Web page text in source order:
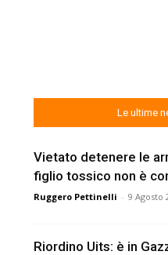
Le ultime
Vietato detenere le
figlio tossico non è
Ruggero Pettinelli - 9 Agosto
Riordino Uits: è in